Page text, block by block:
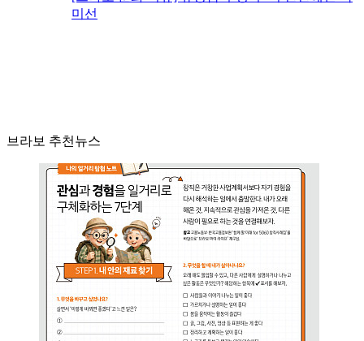
미선
브라보 추천뉴스